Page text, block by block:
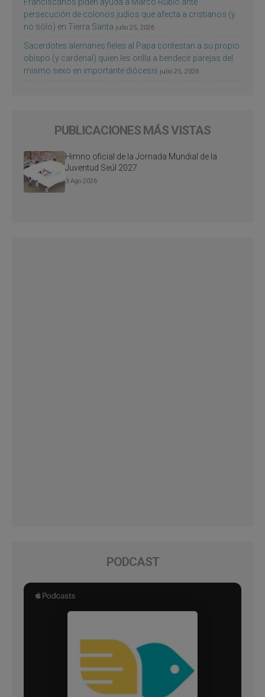
persecución de colonos judíos que afecta a cristianos (y
no sólo) en Tierra Santa julio 25, 2026
Sacerdotes alemanes fieles al Papa contestan a su propio
obispo (y cardenal) quien les orilla a bendecir parejas del
mismo sexo en importante diócesis julio 25, 2026
PUBLICACIONES MÁS VISTAS
Himno oficial de la Jornada Mundial de la
Juventud Seúl 2027
3 Ago 2026
PODCAST